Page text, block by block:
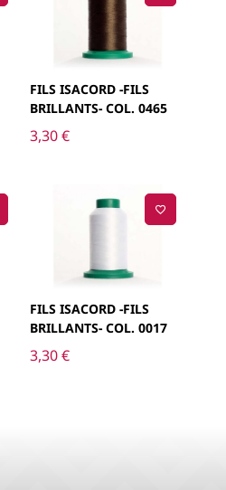
FILS ISACORD -FILS
BRILLANTS- COL. 0465
3,30€
FILS ISACORD -FILS
BRILLANTS- COL. 0017
3,30€